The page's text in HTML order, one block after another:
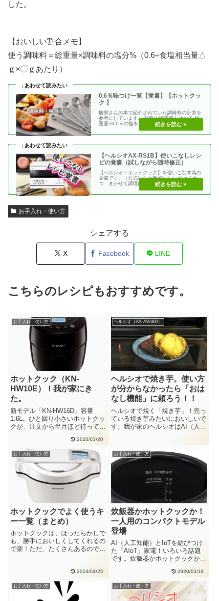
した。
【おいしい割合メモ】
使う調味料＝総重量×調味料の塩分%（0.6÷食塩相当量△
ｇ×〇ｇあたり）
0.6％味つけ一覧【覚書】【ホットクッ
ク 】
勝間さんの本で紹介されていた調味料の計算を
参考にしています。 材料の総重量をはかる 総
重量×0.6％の塩を加える 使う調味料＝（総重
【ヘルシオAX-RS1B】使いこなしレシ
ピの覚書（試しながら随時修正）
【ヘルシオ・ホットクック】を使いこなす為の
覚書です。（公式レシピ参照）レシピ とんか
つ まかせて調理(網焼き・揚げる) エビフラ
お手入れ・使い方
シェアする
X Facebook LINE
こちらのレシピもおすすめです。
お手入れ・使い方
ホットクック（KN-
HW10E）！我が家にき
た。
新モデル「KN-HW16D」容量
1.6L。ひと回り小さいホットクッ
クが、注文から半月ほど待ってか
2020/03/20
ヘルシオ（AX-AW400）
ヘルシオで焼き芋。使い方
が分からなかったら「おは
なし機能」に頼ろう！！
ヘルシオで焼く「焼き芋」！売っ
ている焼き芋みたいにおいしいで
す。我が家のヘルシオはAI（人工
お手入れ・使い方
ホットクックでよく使うキ
ー一覧（まとめ）
ホットクックは、ほったらかしで
も、勝手においしくしてくれるの
で楽！ただ、たくさんあるのでよ
2024/04/25
お手入れ・使い方
炊飯器かホットクックか！
一人用のコンパクトモデル
登場
AI（人工知能）とIoTを結びつけ
た「AIoT」家電！いろいろ話題
です。炊飯器かホットクックか！
2020/03/18
お手入れ・使い方 お手入れ・使い方